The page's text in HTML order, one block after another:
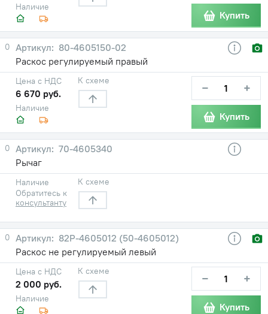
Наличие
Купить
0
80-4605150-02
Раскос регулируемый правый
Наличие
Цена с НДС
6 670 руб.
К схеме − +
Купить
0
70-4605340
Рычаг
Наличие
Обратитесь к
консультанту
К схеме
0
82Р-4605012 (50-4605012)
Раскос не регулируемый левый
Наличие
Цена с НДС
2 000 руб.
К схеме − +
Купить